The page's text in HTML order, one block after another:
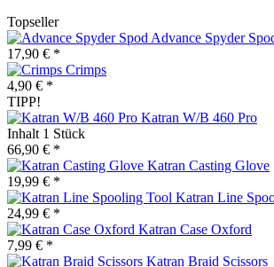
Topseller
Advance Spyder
17,90 € *
Crimps
4,90 € *
TIPP!
Katran W/B 460 Pro
Inhalt 1 Stück
66,90 € *
Katran Casting Glove
19,99 € *
Katran Line
24,99 € *
Katran Case Oxford
7,99 € *
Katran Braid Scissors